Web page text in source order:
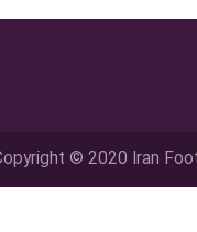
© 2020 Iran